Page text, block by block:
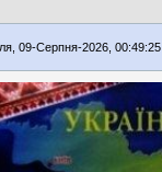
09-Серпня-2026, 00:49:25